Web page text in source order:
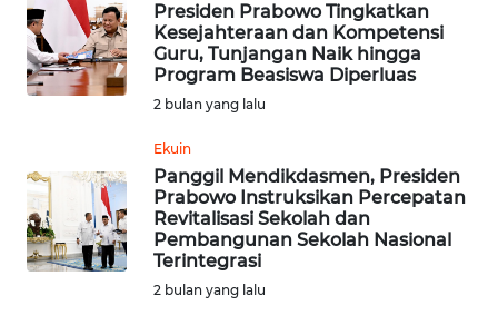
Presiden Prabowo Tingkatkan
Kesejahteraan dan Kompetensi
Guru, Tunjangan Naik hingga
Program Beasiswa Diperluas
2 bulan yang lalu
Ekuin
Panggil Mendikdasmen, Presiden
Prabowo Instruksikan Percepatan
Revitalisasi Sekolah dan
Pembangunan Sekolah Nasional
Terintegrasi
2 bulan yang lalu
WN
TANGERANG
CIREBON
WN